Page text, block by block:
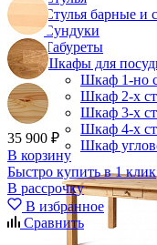
Стулья барные и
Сундуки
Табуреты
Шкафы для
Шкаф 1-но
Шкаф 2-х
Шкаф 3-х
Шкаф 4-х
Шкаф
35 900 ₽
В корзину
Быстро купить в 1 клик
В рассрочку
В избранное
Сравнить